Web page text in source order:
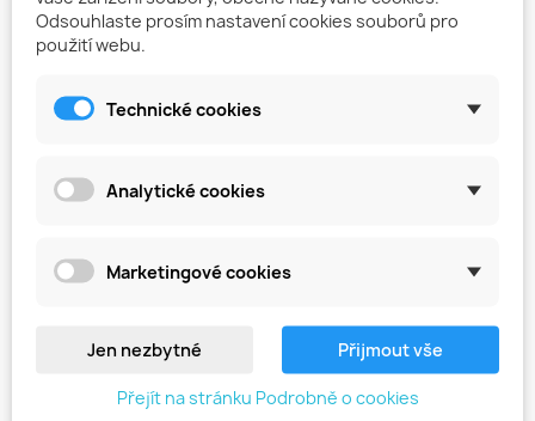
Odsouhlaste prosím nastavení cookies souborů pro
použití webu.
Technické cookies
Analytické cookies
Marketingové cookies
Jen nezbytné Přijmout vše
Přejít na stránku Podrobně o cookies